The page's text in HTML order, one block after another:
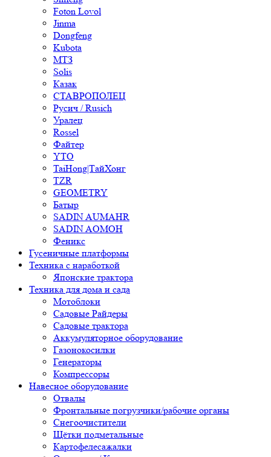
Foton Lovol
Jinma
Dongfeng
Kubota
МТЗ
Solis
Казак
СТАВРОПОЛЕЦ
Русич / Rusich
Уралец
Rossel
Файтер
YTO
TaiHong|ТайХонг
TZR
GEOMETRY
Батыр
SADIN AUMAHR
SADIN AOMOH
Феникс
Гусеничные платформы
Техника с наработкой
Японские трактора
Техника для дома и сада
Мотоблоки
Садовые Райдеры
Садовые трактора
Аккумуляторное оборудование
Газонокосилки
Генераторы
Компрессоры
Навесное оборудование
Отвалы
Фронтальные погрузчики/рабочие органы
Снегоочистители
Щётки подметальные
Картофелесажалки